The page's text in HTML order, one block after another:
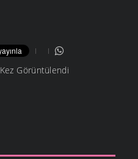
Kez Görüntülendi